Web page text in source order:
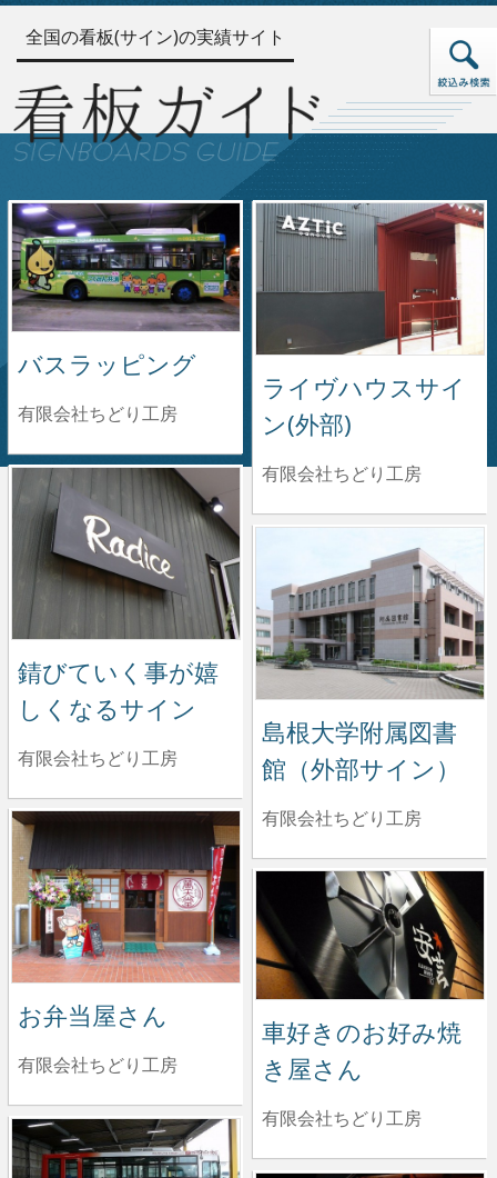
全国の看板(サイン)の実績サイト
バスラッピング
有限会社ちどり工房
ライヴハウスサイ
ン(外部)
有限会社ちどり工房
錆びていく事が嬉
しくなるサイン
有限会社ちどり工房
島根大学附属図書
館（外部サイン）
有限会社ちどり工房
お弁当屋さん
有限会社ちどり工房
車好きのお好み焼
き屋さん
有限会社ちどり工房